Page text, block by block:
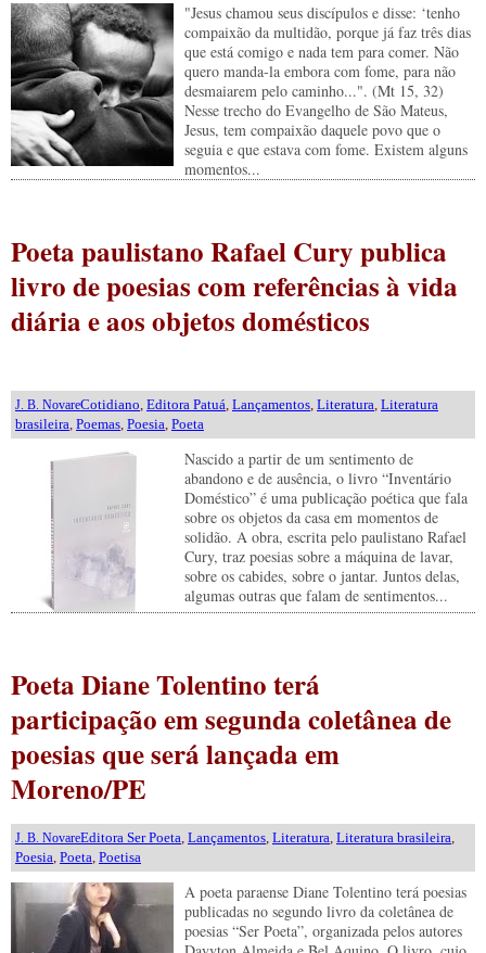
"Jesus chamou seus discípulos e disse: ‘tenho
compaixão da multidão, porque já faz três dias
que está comigo e nada tem para comer. Não
quero manda-la embora com fome, para não
desmaiarem pelo caminho...". (Mt 15, 32)
Nesse trecho do Evangelho de São Mateus,
Jesus, tem compaixão daquele povo que o
seguia e que estava com fome. Existem alguns
momentos...
Poeta paulistano Rafael Cury publica
livro de poesias com referências à vida
diária e aos objetos domésticos
J. B. NovareCotidiano Editora Patuá Lançamentos Literatura Literatura
brasileira Poemas Poesia Poeta
Nascido a partir de um sentimento de
abandono e de ausência, o livro “Inventário
Doméstico” é uma publicação poética que fala
sobre os objetos da casa em momentos de
solidão. A obra, escrita pelo paulistano Rafael
Cury, traz poesias sobre a máquina de lavar,
sobre os cabides, sobre o jantar. Juntos delas,
algumas outras que falam de sentimentos...
Poeta Diane Tolentino terá
participação em segunda coletânea de
poesias que será lançada em
Moreno/PE
J. B. NovareEditora Ser Poeta Lançamentos Literatura Literatura brasileira
Poesia Poeta Poetisa
A poeta paraense Diane Tolentino terá poesias
publicadas no segundo livro da coletânea de
poesias “Ser Poeta”, organizada pelos autores